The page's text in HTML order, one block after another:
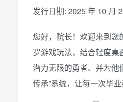
发行日期: 2025 年 10 月
您好，院长！欢迎来到您
罗游戏玩法，结合轻度
潜力无限的勇者、并为他
传承”系统，让每一次毕